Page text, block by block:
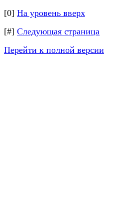
[0] На уровень вверх
[#] Следующая страница
Перейти к полной версии